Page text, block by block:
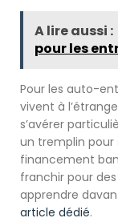
A lire aussi :
pour les
Pour les auto-
vivent à
s’avérer
un tremplin pour
financement
franchir pour
apprendre
article dédié.